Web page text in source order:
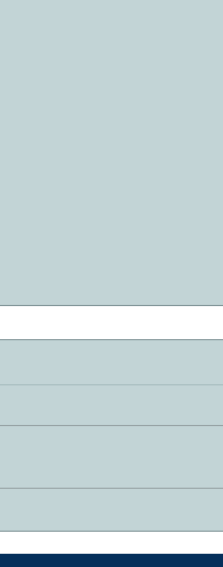
REFUERZO Y
APOYO SON